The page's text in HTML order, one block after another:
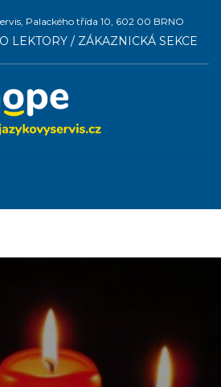
Palackého třída 10, 602 00 BRNO
LEKTORY / ZÁKAZNICKÁ SEKCE